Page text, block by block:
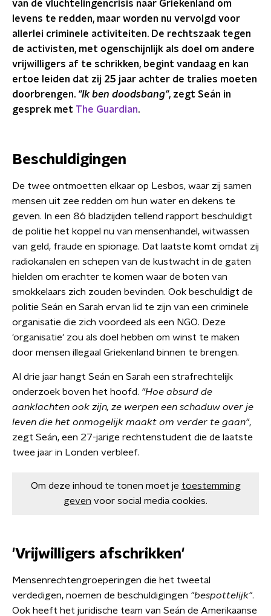
van de vluchtelingencrisis naar Griekenland om
levens te redden, maar worden nu vervolgd voor
allerlei criminele activiteiten. De rechtszaak tegen
de activisten, met ogenschijnlijk als doel om andere
vrijwilligers af te schrikken, begint vandaag en kan
ertoe leiden dat zij 25 jaar achter de tralies moeten
doorbrengen. "Ik ben doodsbang", zegt Seán in
gesprek met The Guardian.
Beschuldigingen
De twee ontmoetten elkaar op Lesbos, waar zij samen
mensen uit zee redden om hun water en dekens te
geven. In een 86 bladzijden tellend rapport beschuldigt
de politie het koppel nu van mensenhandel, witwassen
van geld, fraude en spionage. Dat laatste komt omdat zij
radiokanalen en schepen van de kustwacht in de gaten
hielden om erachter te komen waar de boten van
smokkelaars zich zouden bevinden. Ook beschuldigt de
politie Seán en Sarah ervan lid te zijn van een criminele
organisatie die zich voordeed als een NGO. Deze
'organisatie' zou als doel hebben om winst te maken
door mensen illegaal Griekenland binnen te brengen.
Al drie jaar hangt Seán en Sarah een strafrechtelijk
onderzoek boven het hoofd. "Hoe absurd de
aanklachten ook zijn, ze werpen een schaduw over je
leven die het onmogelijk maakt om verder te gaan",
zegt Seán, een 27-jarige rechtenstudent die de laatste
twee jaar in Londen verbleef.
Om deze inhoud te tonen moet je toestemming
geven voor social media cookies.
'Vrijwilligers afschrikken'
Mensenrechtengroeperingen die het tweetal
verdedigen, noemen de beschuldigingen "bespottelijk".
Ook heeft het juridische team van Seán de Amerikaanse